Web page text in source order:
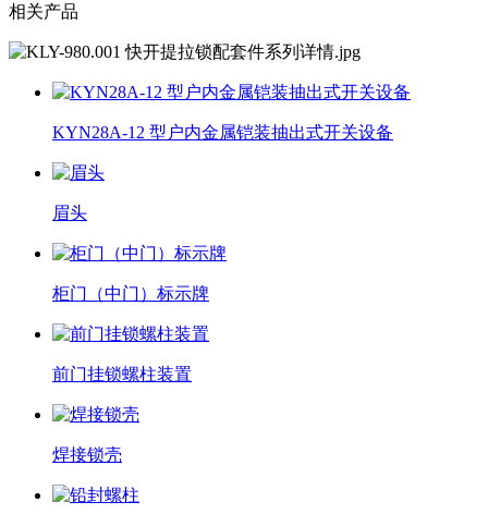
相关产品
KYN28A-12 型户内金属铠装抽出式开关设备
眉头
柜门（中门）标示牌
前门挂锁螺柱装置
焊接锁壳